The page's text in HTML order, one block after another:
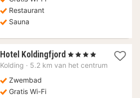
Restaurant
Sauna
Hotel Koldingfjord 1
nacht
, 4 Sterren
Kolding · 5.2 km van het centrum
Zwembad
Gratis Wi-Fi